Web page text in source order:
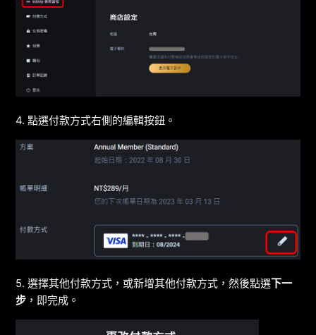
4. 點選付款方式右側的編輯按鈕。
5. 選擇其他付款方式，或新增其他付款方式，然後點選下一
步 ，即完成。